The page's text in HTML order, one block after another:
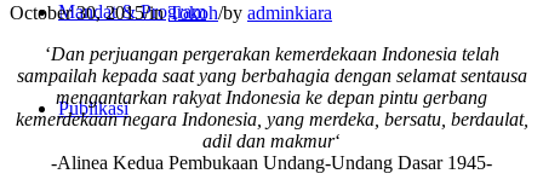
Mandat & Program
Publikasi
October 30, 2015/inTokoh/by adminkiara
‘Dan perjuangan pergerakan kemerdekaan Indonesia telah
sampailah kepada saat yang berbahagia dengan selamat sentausa
mengantarkan rakyat Indonesia ke depan pintu gerbang
kemerdekaan negara Indonesia, yang merdeka, bersatu, berdaulat,
adil dan makmur‘
-Alinea Kedua Pembukaan Undang-Undang Dasar 1945-